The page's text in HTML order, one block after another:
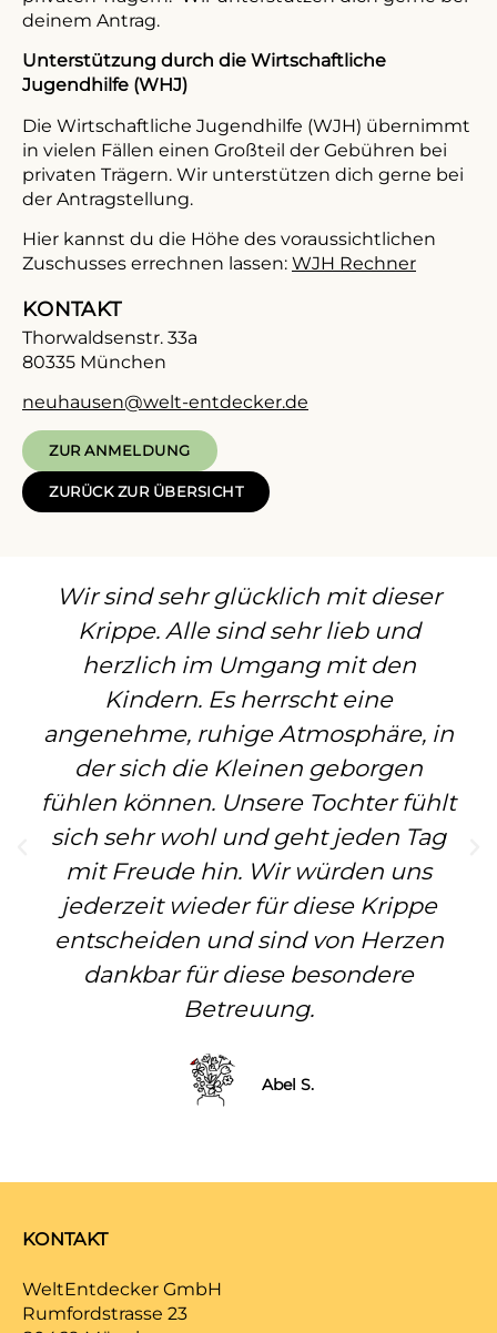
deinem Antrag.
Unterstützung durch die Wirtschaftliche
Jugendhilfe (WHJ)
Die Wirtschaftliche Jugendhilfe (WJH) übernimmt
in vielen Fällen einen Großteil der Gebühren bei
privaten Trägern. Wir unterstützen dich gerne bei
der Antragstellung.
Hier kannst du die Höhe des voraussichtlichen
Zuschusses errechnen lassen: WJH Rechner
KONTAKT
Thorwaldsenstr. 33a
80335 München
neuhausen@welt-entdecker.de
ZUR ANMELDUNG
ZURÜCK ZUR ÜBERSICHT
Wir sind sehr glücklich mit dieser
Krippe. Alle sind sehr lieb und
herzlich im Umgang mit den
Kindern. Es herrscht eine
angenehme, ruhige Atmosphäre, in
der sich die Kleinen geborgen
fühlen können. Unsere Tochter fühlt
sich sehr wohl und geht jeden Tag
mit Freude hin. Wir würden uns
jederzeit wieder für diese Krippe
entscheiden und sind von Herzen
dankbar für diese besondere
Betreuung.
Abel S.
KONTAKT
WeltEntdecker GmbH
Rumfordstrasse 23